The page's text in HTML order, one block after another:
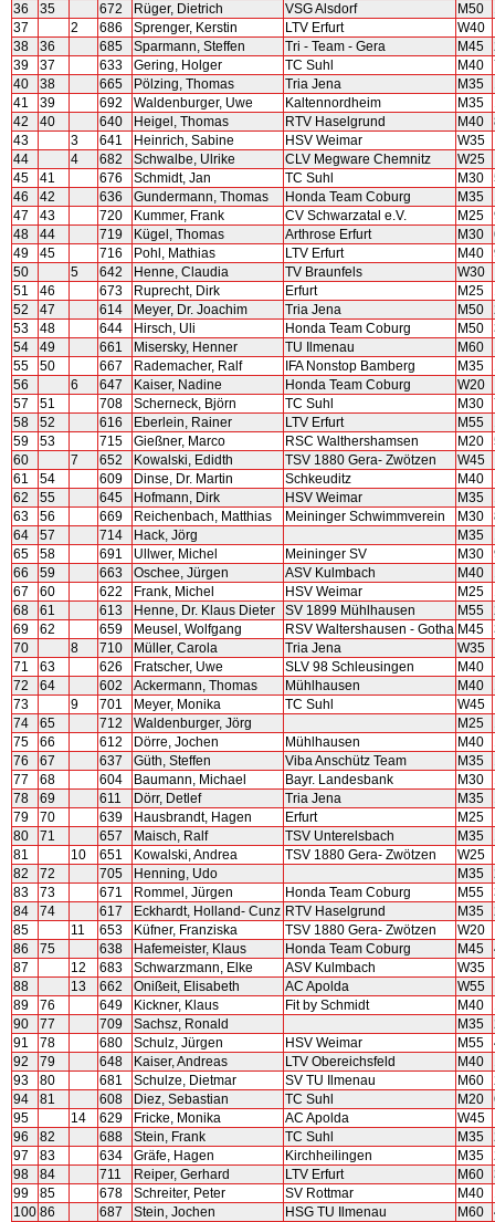
36
35 672 Rüger, Dietrich VSG Alsdorf M50
37
2 686 Sprenger, Kerstin LTV Erfurt
W40
38
36 685 Sparmann, Steffen Tri - Team - Gera M45
39
37 633 Gering, Holger TC Suhl M40
40
38 665 Pölzing, Thomas Tria Jena M35
41
39 692 Waldenburger, Uwe Kaltennordheim M35
42
40 640 Heigel, Thomas RTV Haselgrund M40
43
3 641 Heinrich, Sabine HSV Weimar
W35
44
4 682 Schwalbe, Ulrike CLV Megware Chemnitz
W25
45
41 676 Schmidt, Jan TC Suhl M30
46
42 636 Gundermann, Thomas Honda Team Coburg M35
47
43 720 Kummer, Frank CV Schwarzatal e.V. M25
48
44 719 Kügel, Thomas Arthrose Erfurt M30
49
45 716 Pohl, Mathias LTV Erfurt M40
50
5 642 Henne, Claudia TV Braunfels
W30
51
46 673 Ruprecht, Dirk Erfurt M25
52
47 614 Meyer, Dr. Joachim Tria Jena M50
53
48 644 Hirsch, Uli Honda Team Coburg M50
54
49 661 Misersky, Henner TU Ilmenau M60
55
50 667 Rademacher, Ralf IFA Nonstop Bamberg M35
56
6 647 Kaiser, Nadine Honda Team Coburg
W20
57
51 708 Scherneck, Björn TC Suhl M30
58
52 616 Eberlein, Rainer LTV Erfurt M55
59
53 715 Gießner, Marco RSC Walthershamsen M20
60
7 652 Kowalski, Edidth TSV 1880 Gera- Zwötzen
W45
61
54 609 Dinse, Dr. Martin Schkeuditz M40
62
55 645 Hofmann, Dirk HSV Weimar M35
63
56 669 Reichenbach, Matthias Meininger Schwimmverein M30
64
57 714 Hack, Jörg M35
65
58 691 Ullwer, Michel Meininger SV M30
66
59 663 Oschee, Jürgen ASV Kulmbach M40
67
60 622 Frank, Michel HSV Weimar M25
68
61 613 Henne, Dr. Klaus Dieter SV 1899 Mühlhausen M55
69
62 659 Meusel, Wolfgang RSV Waltershausen - Gotha M45
70
8 710 Müller, Carola Tria Jena
W35
71
63 626 Fratscher, Uwe SLV 98 Schleusingen M40
72
64 602 Ackermann, Thomas Mühlhausen M40
73
9 701 Meyer, Monika TC Suhl
W45
74
65 712 Waldenburger, Jörg M25
75
66 612 Dörre, Jochen Mühlhausen M40
76
67 637 Güth, Steffen Viba Anschütz Team M35
77
68 604 Baumann, Michael Bayr. Landesbank M30
78
69 611 Dörr, Detlef Tria Jena M35
79
70 639 Hausbrandt, Hagen Erfurt M25
80
71 657 Maisch, Ralf TSV Unterelsbach M35
81
10 651 Kowalski, Andrea TSV 1880 Gera- Zwötzen
W25
82
72 705 Henning, Udo M35
83
73 671 Rommel, Jürgen Honda Team Coburg M55
84
74 617 Eckhardt, Holland- Cunz RTV Haselgrund M35
85
11 653 Küfner, Franziska TSV 1880 Gera- Zwötzen
W20
86
75 638 Hafemeister, Klaus Honda Team Coburg M45
87
12 683 Schwarzmann, Elke ASV Kulmbach
W35
88
13 662 Onißeit, Elisabeth AC Apolda
W55
89
76 649 Kickner, Klaus Fit by Schmidt M40
90
77 709 Sachsz, Ronald M35
91
78 680 Schulz, Jürgen HSV Weimar M55
92
79 648 Kaiser, Andreas LTV Obereichsfeld M40
93
80 681 Schulze, Dietmar SV TU Ilmenau M60
94
81 608 Diez, Sebastian TC Suhl M20
95
14 629 Fricke, Monika AC Apolda
W45
96
82 688 Stein, Frank TC Suhl M35
97
83 634 Gräfe, Hagen Kirchheilingen M35
98
84 711 Reiper, Gerhard LTV Erfurt M60
99
85 678 Schreiter, Peter SV Rottmar M40
100 86 687 Stein, Jochen HSG TU Ilmenau M60